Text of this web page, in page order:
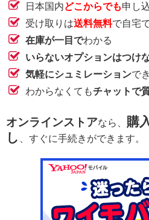
日本国内どこからでも申し
受け取りは送料無料で自宅
在庫が一目でわかる
いらないオプションはつけ
気軽にシュミレーションで
わからなくてもチャットで
オンラインストアなら、 購
し
、すぐに手続きができます。